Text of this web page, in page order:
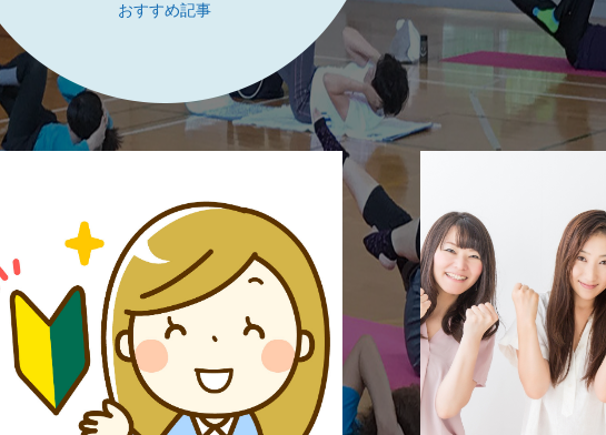
おすすめ記事